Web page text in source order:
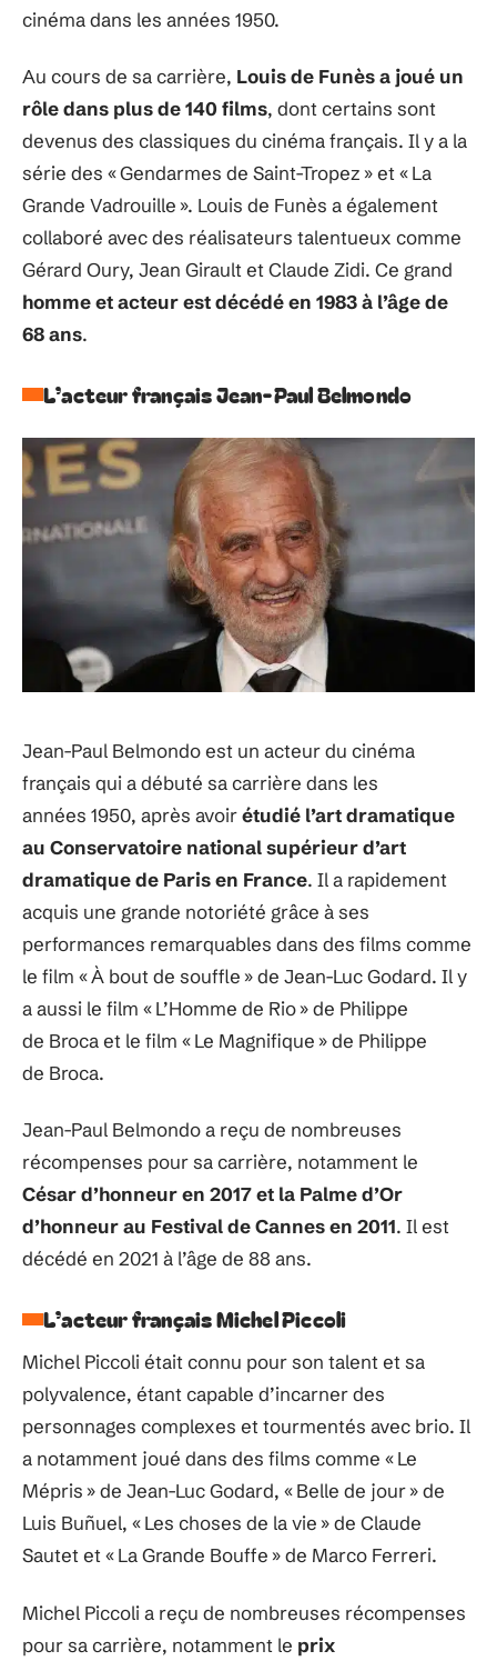
cinéma dans les années 1950.
Au cours de sa carrière, Louis de Funès a joué un
rôle dans plus de 140 films, dont certains sont
devenus des classiques du cinéma français. Il y a la
série des « Gendarmes de Saint-Tropez » et « La
Grande Vadrouille ». Louis de Funès a également
collaboré avec des réalisateurs talentueux comme
Gérard Oury, Jean Girault et Claude Zidi. Ce grand
homme et acteur est décédé en 1983 à l’âge de
68 ans.
L’acteur français Jean-Paul Belmondo
Jean-Paul Belmondo est un acteur du cinéma
français qui a débuté sa carrière dans les
années 1950, après avoirétudié l’art dramatique
au Conservatoire national supérieur d’art
dramatique de Paris en France. Il a rapidement
acquis une grande notoriété grâce à ses
performances remarquables dans des films comme
le film « À bout de souffle » de Jean-Luc Godard. Il y
a aussi le film « L’Homme de Rio » de Philippe
de Broca et le film « Le Magnifique » de Philippe
de Broca.
Jean-Paul Belmondo a reçu de nombreuses
récompenses pour sa carrière, notamment le
César d’honneur en 2017 et la Palme d’Or
d’honneur au Festival de Cannes en 2011. Il est
décédé en 2021 à l’âge de 88 ans.
L’acteur français Michel Piccoli
Michel Piccoli était connu pour son talent et sa
polyvalence, étant capable d’incarner des
personnages complexes et tourmentés avec brio. Il
a notamment joué dans des films comme « Le
Mépris » de Jean-Luc Godard, « Belle de jour » de
Luis Buñuel, « Les choses de la vie » de Claude
Sautet et « La Grande Bouffe » de Marco Ferreri.
Michel Piccoli a reçu de nombreuses récompenses
pour sa carrière, notamment le prix